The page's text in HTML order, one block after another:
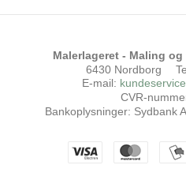
Malerlageret - Maling
6430 Nordborg
E-mail:
CVR-
Bankoplysninger: Sydbank